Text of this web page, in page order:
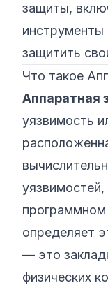
защиты,
защитить
Что такое
Аппаратная
уязвимость
программном
определяет
— это
физических